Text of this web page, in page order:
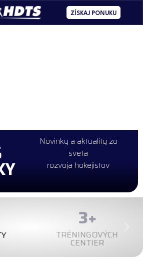
ZÍSKAJ PONUKU
Novinky a aktuality zo
sveta
rozvoja hokejistov
TRÉNINGOVÝCH
CENTIER
99+